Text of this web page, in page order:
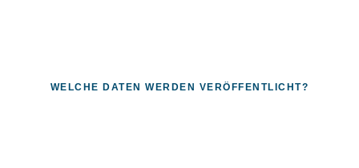
WELCHE DATEN WERDEN VERÖFFENTLICHT?